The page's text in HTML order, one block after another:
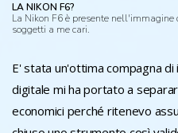
LA NIKON F6?
La Nikon F6 è presente
soggetti a me cari.
E' stata un'ottima compagna
digitale mi ha portato a
economici perché ritenevo